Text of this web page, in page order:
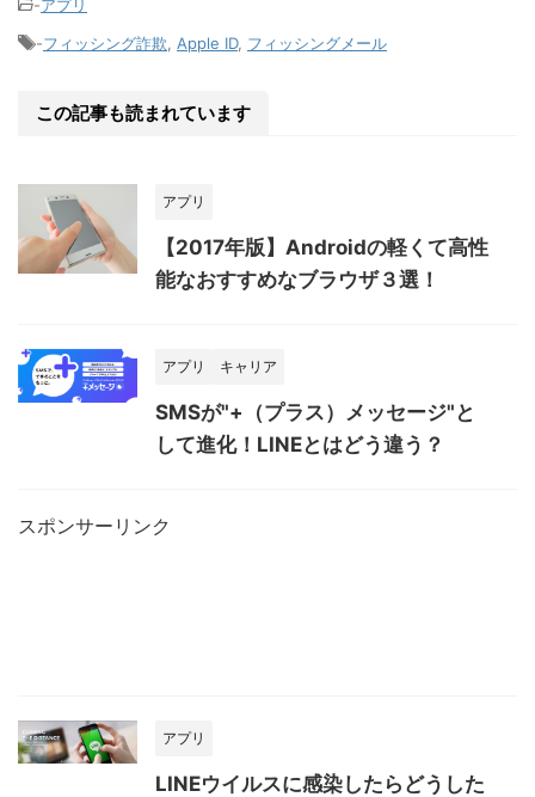
-アプリ
-フィッシング詐欺 Apple ID, フィッシングメール
この記事も読まれています
アプリ
【2017年版】Androidの軽くて高性
能なおすすめなブラウザ３選！
アプリ キャリア
SMSが"+（プラス）メッセージ"と
して進化！LINEとはどう違う？
スポンサーリンク
アプリ
LINEウイルスに感染したらどうした